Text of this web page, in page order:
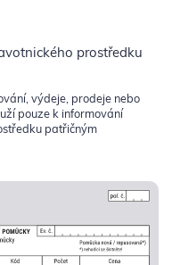
prostředku
výdeje, prodeje nebo
pouze k informování
patřičným